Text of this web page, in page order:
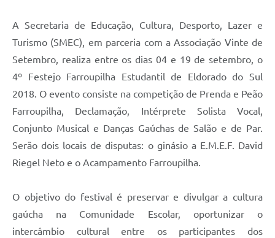
A Secretaria de Educação, Cultura, Desporto, Lazer e
Turismo (SMEC), em parceria com a Associação Vinte de
Setembro, realiza entre os dias 04 e 19 de setembro, o
4º Festejo Farroupilha Estudantil de Eldorado do Sul
2018. O evento consiste na competição de Prenda e Peão
Farroupilha, Declamação, Intérprete Solista Vocal,
Conjunto Musical e Danças Gaúchas de Salão e de Par.
Serão dois locais de disputas: o ginásio a E.M.E.F. David
Riegel Neto e o Acampamento Farroupilha.
O objetivo do festival é preservar e divulgar a cultura
gaúcha na Comunidade Escolar, oportunizar o
intercâmbio cultural entre os participantes dos